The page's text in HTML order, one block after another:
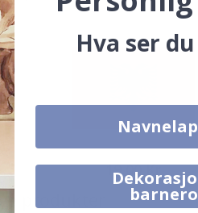
19,00 Kr
produkter
Hva ser